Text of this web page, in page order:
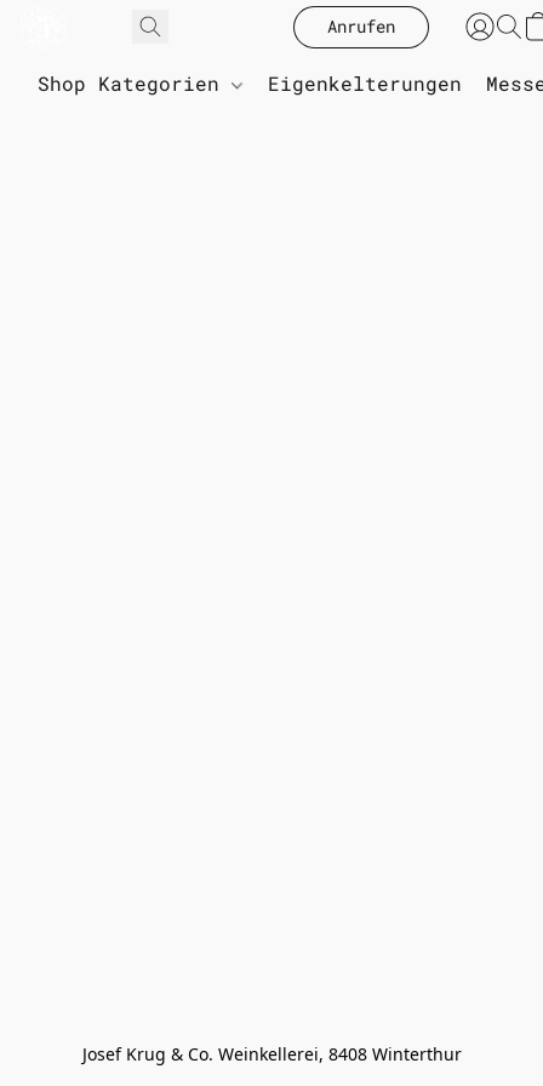
Anrufen
Shop Kategorien Eigenkelterungen
Josef Krug & Co. Weinkellerei, 8408 Winterthur